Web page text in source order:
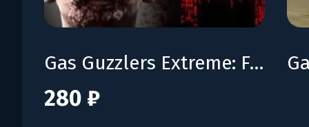
Gas Guzzlers Extreme: Full Metal Zombie
280 ₽